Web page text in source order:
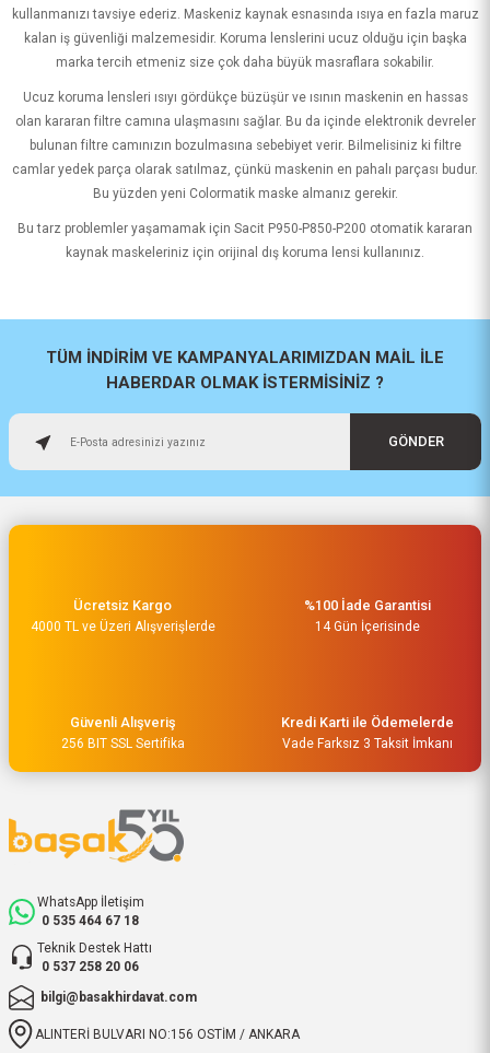
kullanmanızı tavsiye ederiz. Maskeniz kaynak esnasında ısıya en fazla maruz
kalan iş güvenliği malzemesidir. Koruma lenslerini ucuz olduğu için başka
marka tercih etmeniz size çok daha büyük masraflara sokabilir.
Ucuz koruma lensleri ısıyı gördükçe büzüşür ve ısının maskenin en hassas
olan kararan filtre camına ulaşmasını sağlar. Bu da içinde elektronik devreler
bulunan filtre camınızın bozulmasına sebebiyet verir. Bilmelisiniz ki filtre
camlar yedek parça olarak satılmaz, çünkü maskenin en pahalı parçası budur.
Bu yüzden yeni Colormatik maske almanız gerekir.
Bu tarz problemler yaşamamak için Sacit P950-P850-P200 otomatik kararan
kaynak maskeleriniz için orijinal dış koruma lensi kullanınız.
TÜM İNDİRİM VE KAMPANYALARIMIZDAN MAİL İLE
HABERDAR OLMAK İSTERMİSİNİZ ?
GÖNDER
Ücretsiz Kargo
4000 TL ve Üzeri Alışverişlerde
%100 İade Garantisi
14 Gün İçerisinde
Güvenli Alışveriş
256 BIT SSL Sertifika
Kredi Karti ile Ödemelerde
Vade Farksız 3 Taksit İmkanı
WhatsApp İletişim
0 535 464 67 18
Teknik Destek Hattı
0 537 258 20 06
bilgi@basakhirdavat.com
ALINTERİ BULVARI NO:156 OSTİM / ANKARA